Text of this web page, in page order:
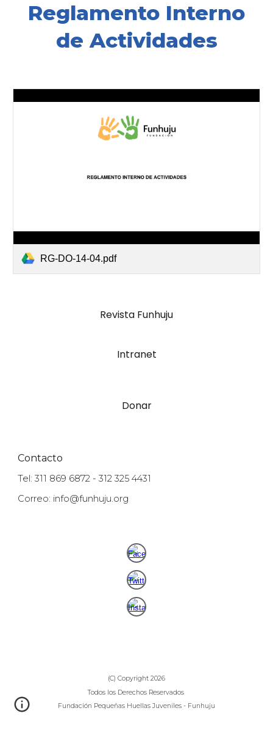
Reglamento Interno
de Actividades
RG-DO-14-04.pdf
Revista Funhuju
Intranet
Donar
Contacto
Tel: 311 869 6872 - 312 325 4431
Correo: info@funhuju.org
(C) Copyright 2026
Todos los Derechos Reservados
Fundación Pequeñas Huellas Juveniles - Funhuju